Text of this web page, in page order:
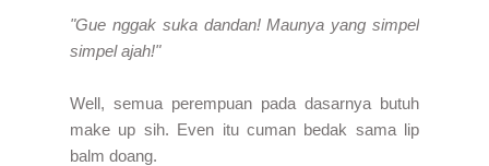
"Gue nggak suka dandan! Maunya yang simpel
simpel ajah!"
Well, semua perempuan pada dasarnya butuh
make up sih. Even itu cuman bedak sama lip
balm doang.